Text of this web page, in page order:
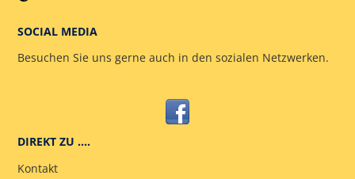
SOCIAL MEDIA
Besuchen Sie uns gerne auch in den sozialen Netzwerken.
DIREKT ZU ….
Kontakt